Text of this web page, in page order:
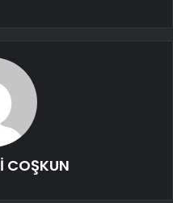
COŞKUN